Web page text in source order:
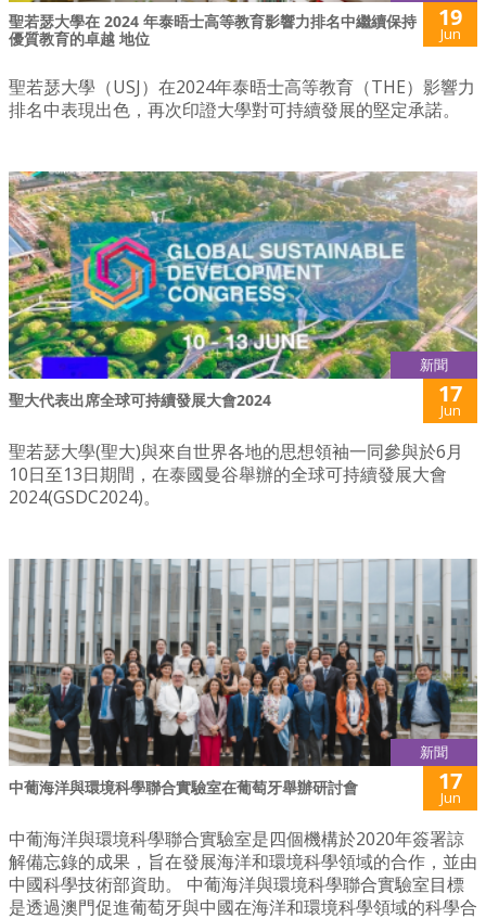
聖若瑟大學在 2024 年泰晤士高等教育影響力排名中繼續保持
優質教育的卓越 地位
19
Jun
聖若瑟大學（USJ）在2024年泰晤士高等教育（THE）影響力
排名中表現出色，再次印證大學對可持續發展的堅定承諾。
新聞
聖大代表出席全球可持續發展大會2024 17
Jun
聖若瑟大學(聖大)與來自世界各地的思想領袖一同參與於6月
10日至13日期間，在泰國曼谷舉辦的全球可持續發展大會
2024(GSDC2024)。
新聞
中葡海洋與環境科學聯合實驗室在葡萄牙舉辦研討會 17
Jun
中葡海洋與環境科學聯合實驗室是四個機構於2020年簽署諒
解備忘錄的成果，旨在發展海洋和環境科學領域的合作，並由
中國科學技術部資助。 中葡海洋與環境科學聯合實驗室目標
是透過澳門促進葡萄牙與中國在海洋和環境科學領域的科學合